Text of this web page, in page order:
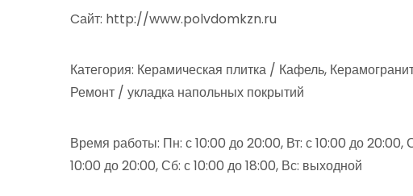
Cайт: http://www.polvdomkzn.ru
Категория: Керамическая плитка / Кафель,
Ремонт / укладка напольных покрытий
Время работы: Пн: с 10:00 до 20:00, Вт: с 10:00 до 20:00,
10:00 до 20:00, Сб: с 10:00 до 18:00, Вс: выходной